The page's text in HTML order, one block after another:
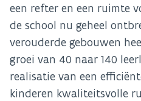
een refter en een ruimte
de school nu geheel
verouderde gebouwen
groei van 40 naar 140
realisatie van een
kinderen kwaliteitsvolle